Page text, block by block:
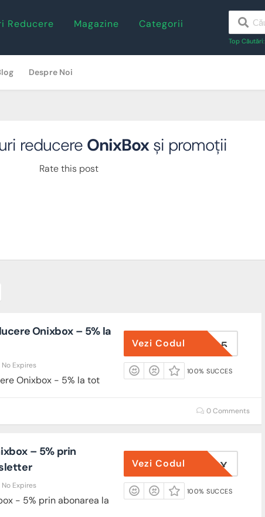
Reducere Magazine Categorii
Top Căutări:
Despre Noi
reducere OnixBoxși promoții
Rate this post
Onixbox – 5% la
No Expires
Onixbox - 5% la tot
PONERIA5
Vezi Codul
100% SUCCES
0 Comments
– 5% prin
No Expires
- 5% prin abonarea la
ONIXBOX
Vezi Codul
100% SUCCES